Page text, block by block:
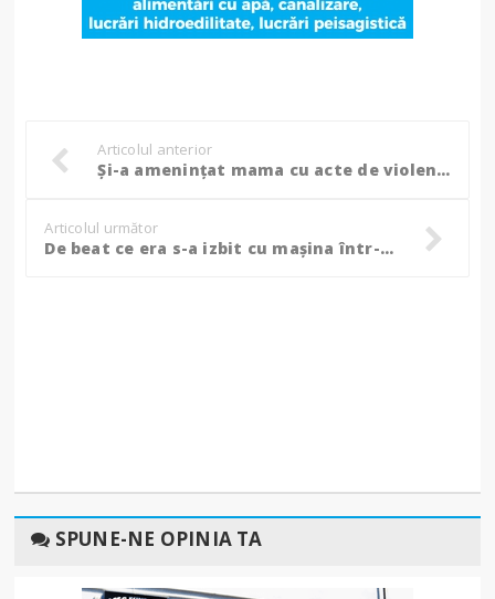
Articolul anterior
Și-a amenințat mama cu acte de violențe, botoșăneanul a fost reținut!
Articolul următor
De beat ce era s-a izbit cu mașina într-un autoturism care mergea regulamentar, a fost reținut de polițiști! (Video)
SPUNE-NE OPINIA TA